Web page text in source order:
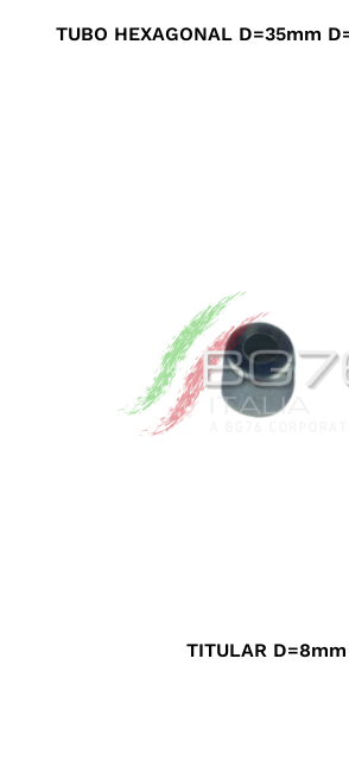
TUBO HEXAGONAL D=35mm
TITULAR D=8mm